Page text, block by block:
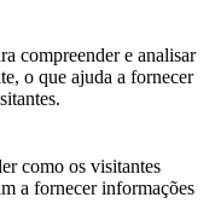
compreender e analisar
o que ajuda a fornecer
como os visitantes
a fornecer informações